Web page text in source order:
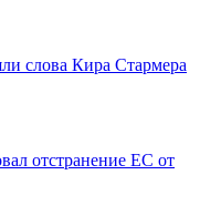
слова Кира Стармера
отстранение ЕС от